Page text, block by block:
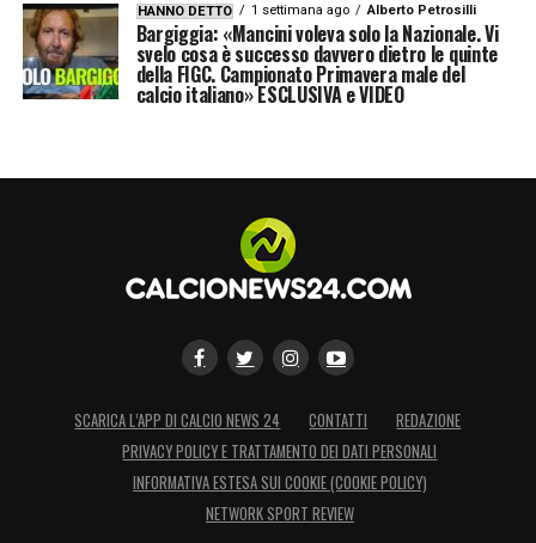
HANNO DETTO 1 settimana ago Alberto Petrosilli
Bargiggia: «Mancini voleva solo la Nazionale. Vi
svelo cosa è successo davvero dietro le quinte
della FIGC. Campionato Primavera male del
calcio italiano» ESCLUSIVA e VIDEO
SCARICA L’APP DI CALCIO NEWS 24 CONTATTI
REDAZIONE
PRIVACY POLICY E TRATTAMENTO DEI DATI PERSONALI
INFORMATIVA ESTESA SUI COOKIE (COOKIE POLICY)
NETWORK SPORT REVIEW